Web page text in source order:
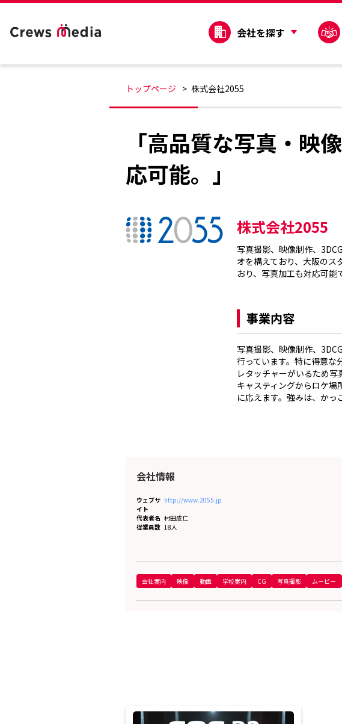
会社を探す
トップページ 株式会社2055
「高品質な写真・映
応可能。」
株式会社2055
写真撮影、映像制作、
オを構えており、大阪のス
おり、写真加工も対応可能
事業内容
写真撮影、映像制作、
行っています。特に得意な
レタッチャーがいるため写
キャスティングからロケ場
に応えます。強みは、かっ
会社情報
ウェブサ
イト
http://www.2055.jp
代表者名 村田成仁
従業員数 18人
会社案内 映像 動画 学校案内 CG 写真撮影 ムービー